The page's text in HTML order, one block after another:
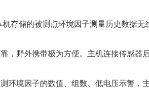
储的被测点环境因子测量历史数据无
野外携带极为方便。主机连接传感器
境因子的数值、组数、低电压示警，